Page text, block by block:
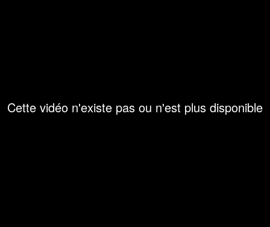
Cette vidéo n'existe pas ou n'est plus disponible